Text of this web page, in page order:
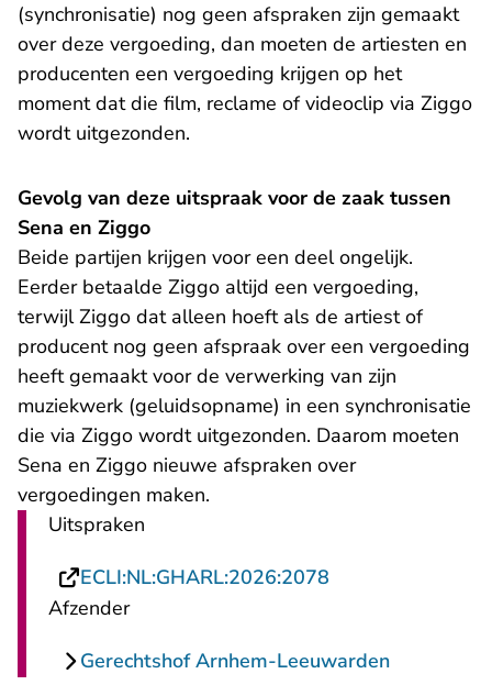
(synchronisatie) nog geen afspraken zijn gemaakt
over deze vergoeding, dan moeten de artiesten en
producenten een vergoeding krijgen op het
moment dat die film, reclame of videoclip via Ziggo
wordt uitgezonden.
Gevolg van deze uitspraak voor de zaak tussen
Sena en Ziggo
Beide partijen krijgen voor een deel ongelijk.
Eerder betaalde Ziggo altijd een vergoeding,
terwijl Ziggo dat alleen hoeft als de artiest of
producent nog geen afspraak over een vergoeding
heeft gemaakt voor de verwerking van zijn
muziekwerk (geluidsopname) in een synchronisatie
die via Ziggo wordt uitgezonden. Daarom moeten
Sena en Ziggo nieuwe afspraken over
vergoedingen maken.
Uitspraken
ECLI:NL:GHARL:2026:2078
Afzender
Gerechtshof Arnhem-Leeuwarden